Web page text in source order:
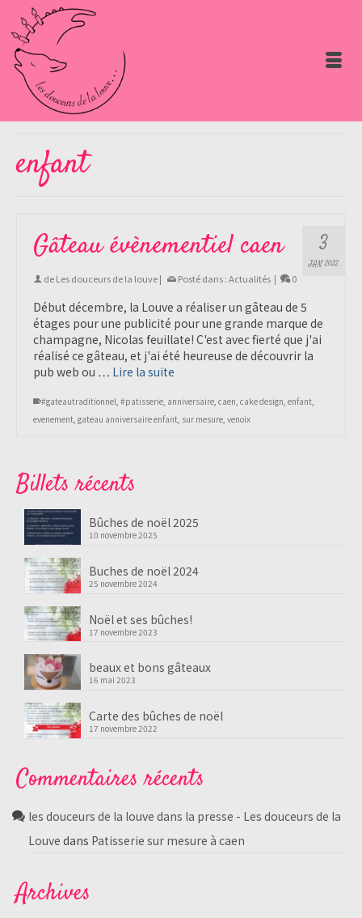
enfant
3
JAN 2022
Gâteau évènementiel caen
deLes douceurs de la louve| Posté dans :Actualités | 0
Début décembre, la Louve a réaliser un gâteau de 5
étages pour une publicité pour une grande marque de
champagne, Nicolas feuillate! C'est avec fierté que j'ai
réalisé ce gâteau, et j'ai été heureuse de découvrir la
pub web ou … Lire la suite
#gateautraditionnel, #patisserie, anniversaire, caen, cake design, enfant,
evenement, gateau anniversaire enfant, sur mesure, venoix
Billets récents
Bûches de noël 2025
10 novembre 2025
Buches de noël 2024
25 novembre 2024
Noël et ses bûches!
17 novembre 2023
beaux et bons gâteaux
16 mai 2023
Carte des bûches de noël
17 novembre 2022
Commentaires récents
les douceurs de la louve dans la presse - Les douceurs de la
Louve dans Patisserie sur mesure à caen
Archives